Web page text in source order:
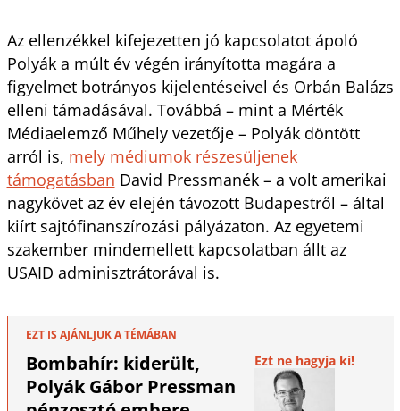
Az ellenzékkel kifejezetten jó kapcsolatot ápoló
Polyák a múlt év végén irányította magára a
figyelmet botrányos kijelentéseivel és Orbán Balázs
elleni támadásával. Továbbá – mint a Mérték
Médiaelemző Műhely vezetője – Polyák döntött
arról is, mely médiumok részesüljenek
támogatásban David Pressmanék – a volt amerikai
nagykövet az év elején távozott Budapestről – által
kiírt sajtófinanszírozási pályázaton. Az egyetemi
szakember mindemellett kapcsolatban állt az
USAID adminisztrátorával is.
EZT IS AJÁNLJUK A TÉMÁBAN
Bombahír: kiderült,
Polyák Gábor Pressman
Ezt ne hagyja ki!